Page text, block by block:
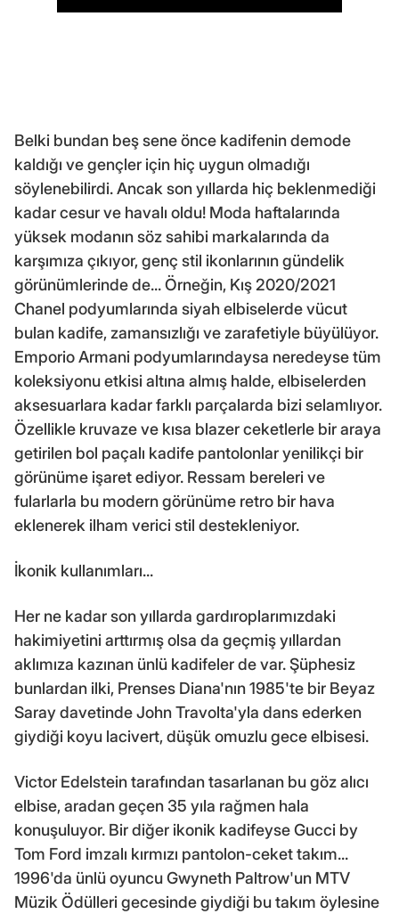
Belki bundan beş sene önce kadifenin demode
kaldığı ve gençler için hiç uygun olmadığı
söylenebilirdi. Ancak son yıllarda hiç beklenmediği
kadar cesur ve havalı oldu! Moda haftalarında
yüksek modanın söz sahibi markalarında da
karşımıza çıkıyor, genç stil ikonlarının gündelik
görünümlerinde de... Örneğin, Kış 2020/2021
Chanel podyumlarında siyah elbiselerde vücut
bulan kadife, zamansızlığı ve zarafetiyle büyülüyor.
Emporio Armani podyumlarındaysa neredeyse tüm
koleksiyonu etkisi altına almış halde, elbiselerden
aksesuarlara kadar farklı parçalarda bizi selamlıyor.
Özellikle kruvaze ve kısa blazer ceketlerle bir araya
getirilen bol paçalı kadife pantolonlar yenilikçi bir
görünüme işaret ediyor. Ressam bereleri ve
fularlarla bu modern görünüme retro bir hava
eklenerek ilham verici stil destekleniyor.
İkonik kullanımları...
Her ne kadar son yıllarda gardıroplarımızdaki
hakimiyetini arttırmış olsa da geçmiş yıllardan
aklımıza kazınan ünlü kadifeler de var. Şüphesiz
bunlardan ilki, Prenses Diana'nın 1985'te bir Beyaz
Saray davetinde John Travolta'yla dans ederken
giydiği koyu lacivert, düşük omuzlu gece elbisesi.
Victor Edelstein tarafından tasarlanan bu göz alıcı
elbise, aradan geçen 35 yıla rağmen hala
konuşuluyor. Bir diğer ikonik kadifeyse Gucci by
Tom Ford imzalı kırmızı pantolon-ceket takım...
1996'da ünlü oyuncu Gwyneth Paltrow'un MTV
Müzik Ödülleri gecesinde giydiği bu takım öylesine